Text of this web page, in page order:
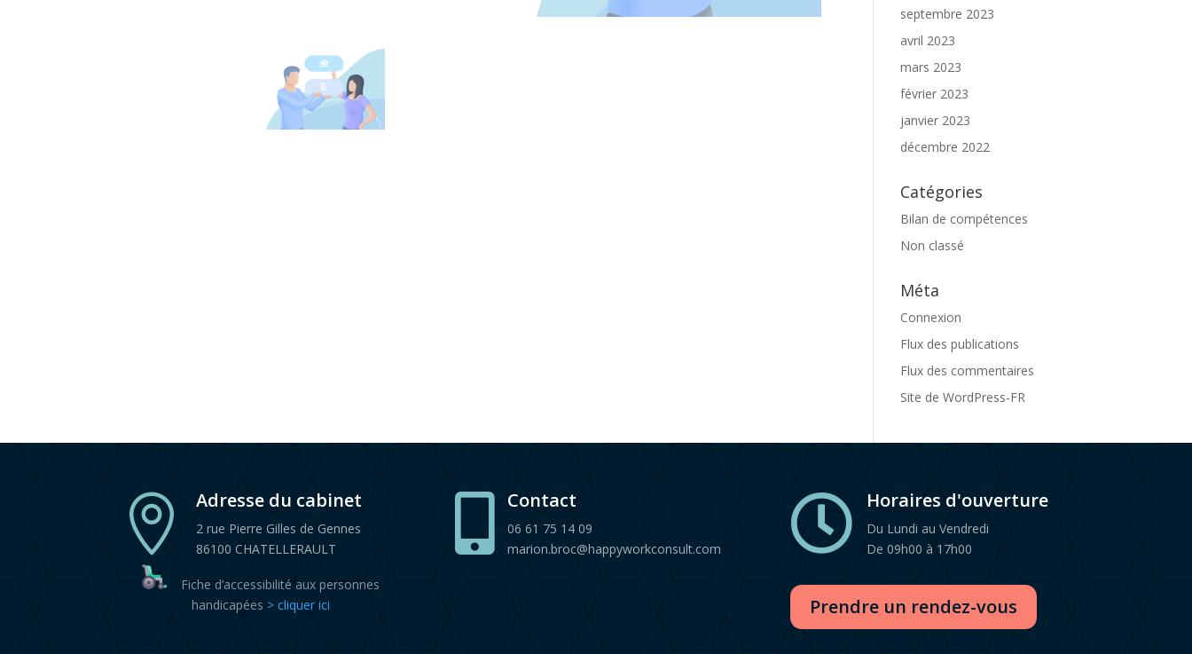
septembre 2023
avril 2023
mars 2023
février 2023
janvier 2023
décembre 2022
Catégories
Bilan de compétences
Non classé
Méta
Connexion
Flux des publications
Flux des commentaires
Site de WordPress-FR
 Adresse du cabinet
2 rue Pierre Gilles de Gennes
86100 CHATELLERAULT
Fiche d’accessibilité aux personnes
handicapées > cliquer ici
 Contact
06 61 75 14 09
marion.broc@happyworkconsult.com
 Horaires d'ouverture
Du Lundi au Vendredi
De 09h00 à 17h00
Prendre un rendez-vous